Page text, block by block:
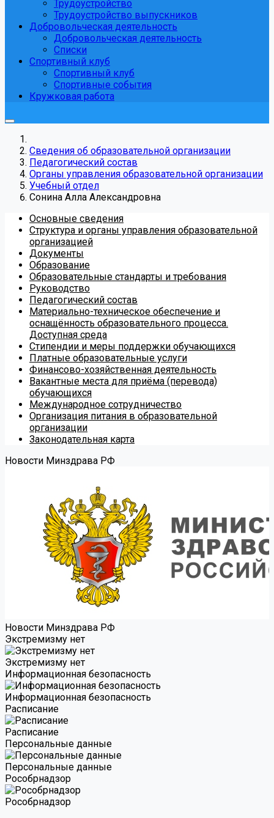
Трудоустройство
Трудоустройство выпускников
Добровольческая деятельность
Добровольческая деятельность
Списки
Спортивный клуб
Спортивный клуб
Спортивные события
Кружковая работа
Сведения об образовательной организации
Педагогический состав
Органы управления образовательной организации
Учебный отдел
Сонина Алла Александровна
Основные сведения
Структура и органы управления образовательной
организацией
Документы
Образование
Образовательные стандарты и требования
Руководство
Педагогический состав
Материально-техническое обеспечение и
оснащённость образовательного процесса.
Доступная среда
Стипендии и меры поддержки обучающихся
Платные образовательные услуги
Финансово-хозяйственная деятельность
Вакантные места для приёма (перевода)
обучающихся
Международное сотрудничество
Организация питания в образовательной
организации
Законодательная карта
Новости Минздрава РФ
Новости Минздрава РФ
Экстремизму нет
Экстремизму нет
Информационная безопасность
Информационная безопасность
Расписание
Расписание
Персональные данные
Персональные данные
Роcобрнадзор
Роcобрнадзор